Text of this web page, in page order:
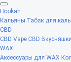
Hookah
Кальяны Табак для
CBD
CBD Vape CBD Вкусняшки
WAX
Аксессуары для WAX